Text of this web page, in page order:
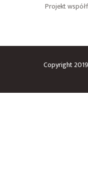
Projekt
Copyright